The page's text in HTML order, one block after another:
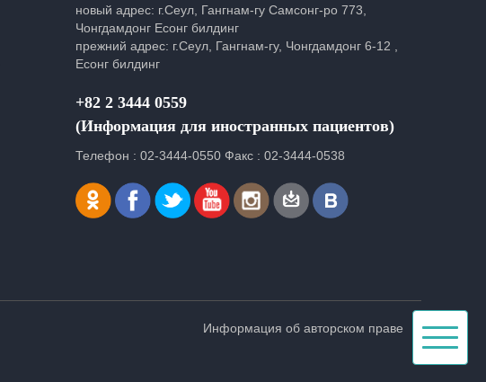
новый адрес: г.Сеул, Гангнам-гу Самсонг-ро 773,
Чонгдамдонг Есонг билдинг
прежний адрес: г.Сеул, Гангнам-гу, Чонгдамдонг 6-12 ,
Есонг билдинг
+82 2 3444 0559
(Информация для иностранных пациентов)
Телефон : 02-3444-0550 Факс : 02-3444-0538
Информация об авторском праве
Toggle